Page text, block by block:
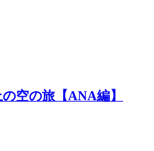
空の旅【ANA編】